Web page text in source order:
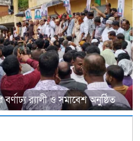
র‍্যালী ও সমাবেশ অনুষ্ঠিত